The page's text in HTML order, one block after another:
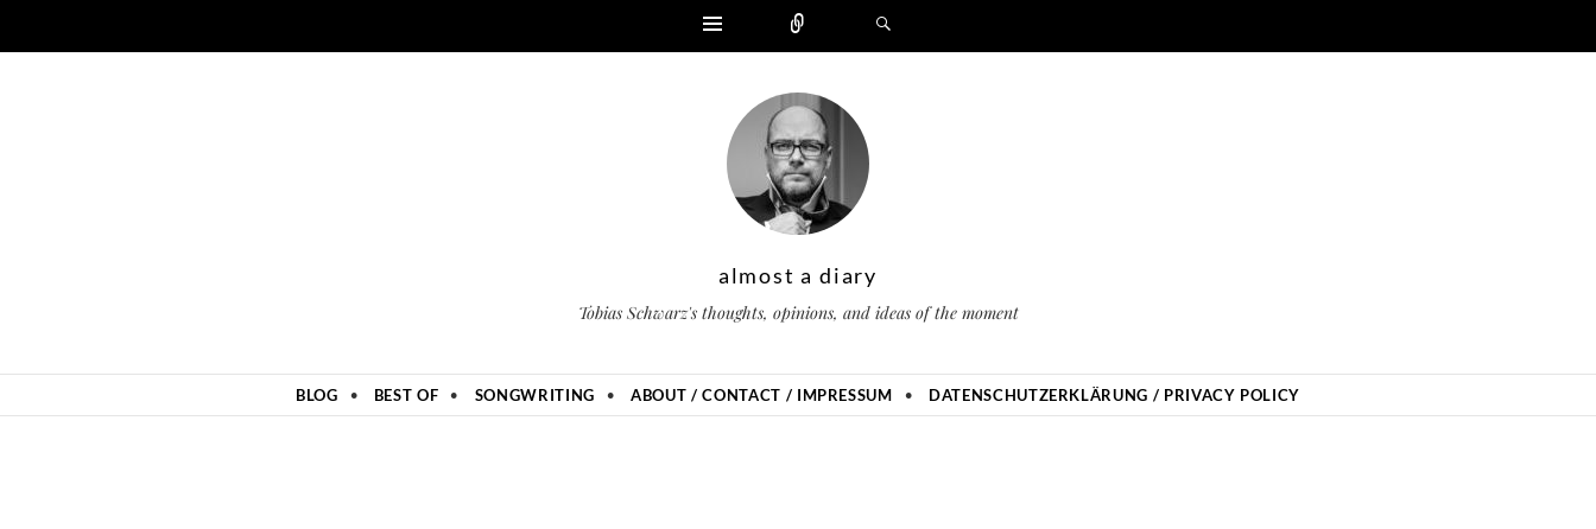
Widgets
almost a diary
Tobias Schwarz's thoughts, opinions, and ideas of the moment
BLOG BEST OF SONGWRITING ABOUT / CONTACT / IMPRESSUM DATENSCHUTZERKLÄRUNG / PRIVACY POLICY